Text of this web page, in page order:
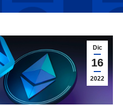
Estás aquí:
Dic
16
2022